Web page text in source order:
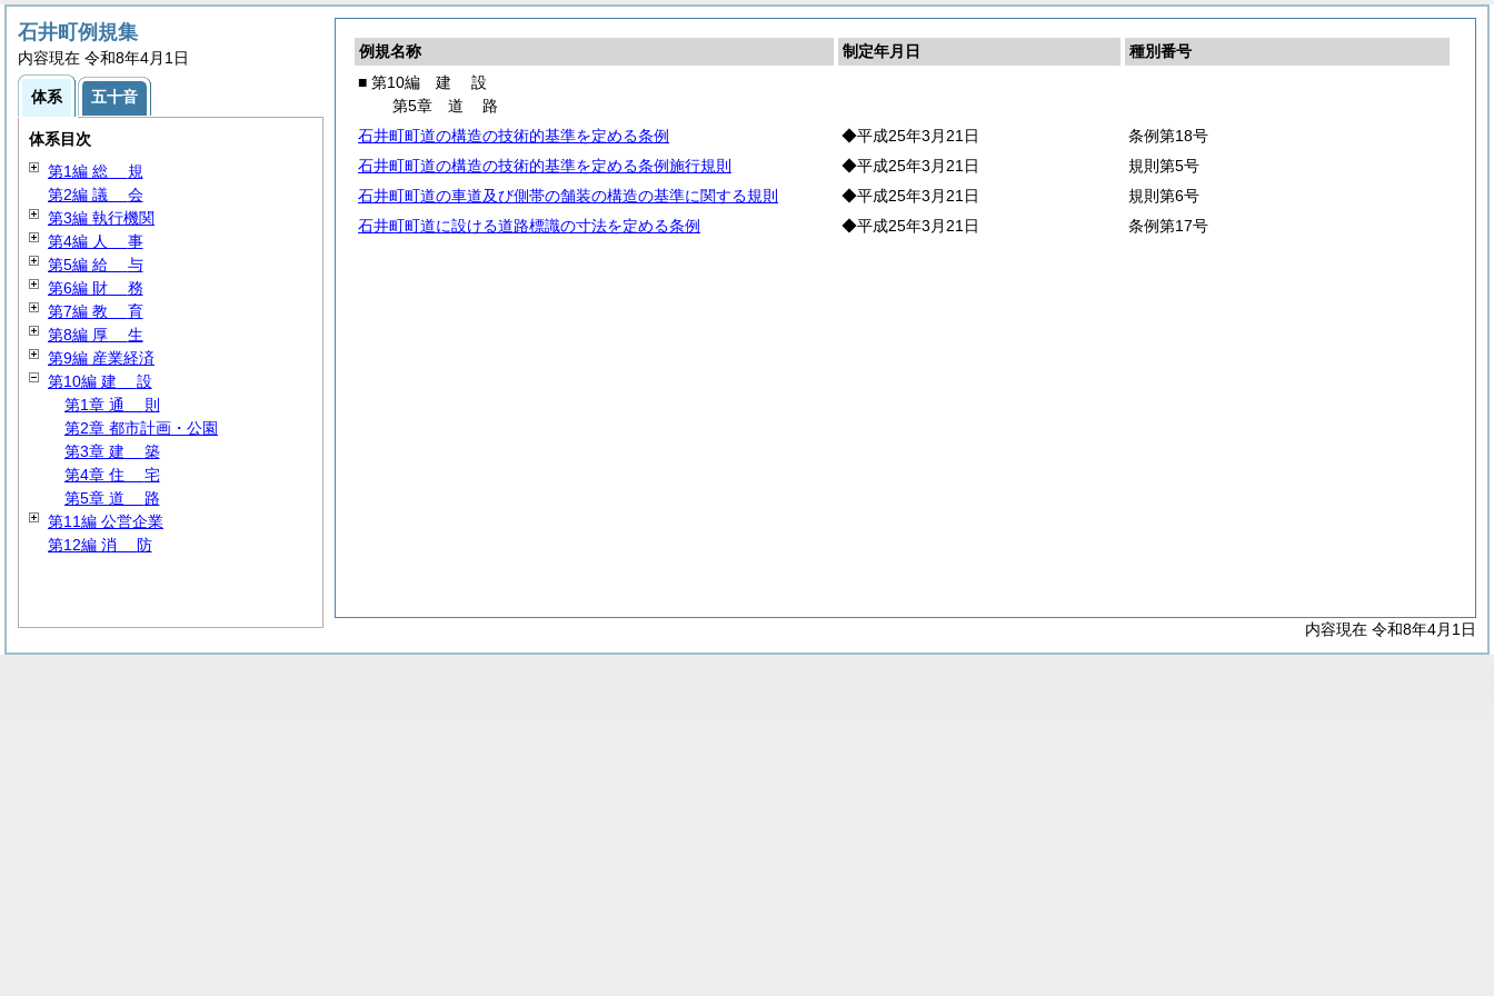
例規名称 制定年月日
種別番号
■ 第10編 建 設
第5章 道 路
石井町町道の構造の技術的基準を定める条例
◆平成25年3月21日
条例第18号
石井町町道の構造の技術的基準を定める条例施行規則
◆平成25年3月21日
規則第5号
石井町町道の車道及び側帯の舗装の構造の基準に関する規則
◆平成25年3月21日
規則第6号
石井町町道に設ける道路標識の寸法を定める条例
◆平成25年3月21日 条例第17号
内容現在 令和8年4月1日
石井町例規集
内容現在 令和8年4月1日
体系 五十音
体系目次
第1編 総 規
第2編 議 会
第3編 執行機関
第4編 人 事
第5編 給 与
第6編 財 務
第7編 教 育
第8編 厚 生
第9編 産業経済
第10編 建 設
第1章 通 則
第2章 都市計画・公園
第3章 建 築
第4章 住 宅
第5章 道 路
第11編 公営企業
第12編 消 防